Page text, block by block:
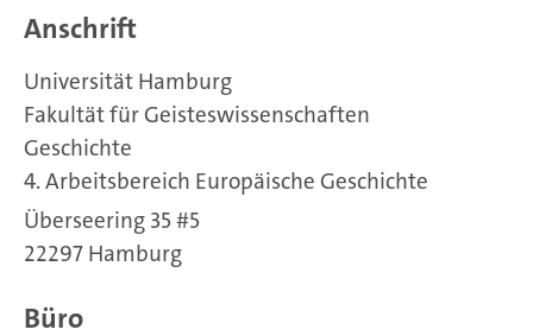
Anschrift
Universität Hamburg
Fakultät für Geisteswissenschaften
Geschichte
4. Arbeitsbereich Europäische Geschichte
Überseering 35 #5
22297 Hamburg
Büro